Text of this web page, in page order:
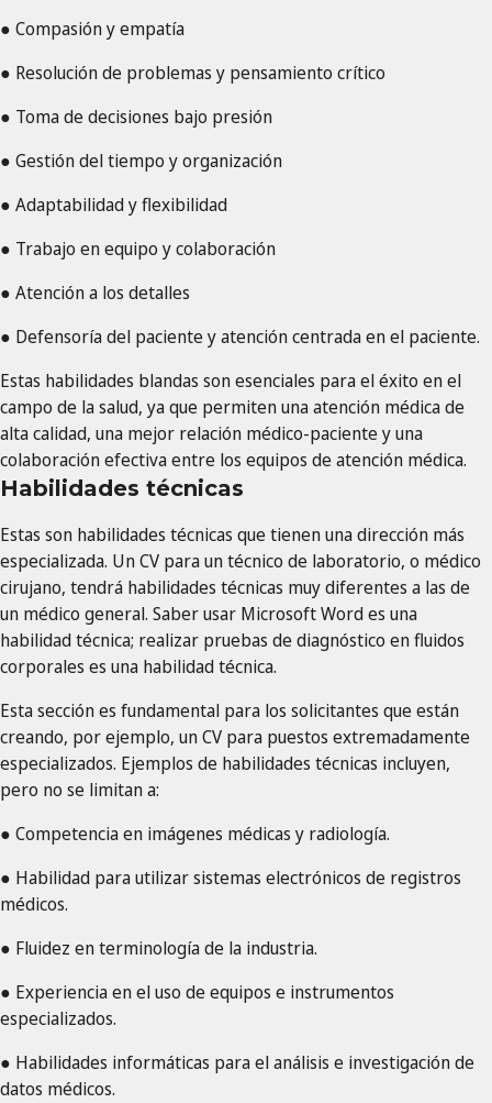
● Compasión y empatía
● Resolución de problemas y pensamiento crítico
● Toma de decisiones bajo presión
● Gestión del tiempo y organización
● Adaptabilidad y flexibilidad
● Trabajo en equipo y colaboración
● Atención a los detalles
● Defensoría del paciente y atención centrada en el paciente.
Estas habilidades blandas son esenciales para el éxito en el
campo de la salud, ya que permiten una atención médica de
alta calidad, una mejor relación médico-paciente y una
colaboración efectiva entre los equipos de atención médica.
Habilidades técnicas
Estas son habilidades técnicas que tienen una dirección más
especializada. Un CV para un técnico de laboratorio, o médico
cirujano, tendrá habilidades técnicas muy diferentes a las de
un médico general. Saber usar Microsoft Word es una
habilidad técnica; realizar pruebas de diagnóstico en fluidos
corporales es una habilidad técnica.
Esta sección es fundamental para los solicitantes que están
creando, por ejemplo, un CV para puestos extremadamente
especializados. Ejemplos de habilidades técnicas incluyen,
pero no se limitan a:
● Competencia en imágenes médicas y radiología.
● Habilidad para utilizar sistemas electrónicos de registros
médicos.
● Fluidez en terminología de la industria.
● Experiencia en el uso de equipos e instrumentos
especializados.
● Habilidades informáticas para el análisis e investigación de
datos médicos.